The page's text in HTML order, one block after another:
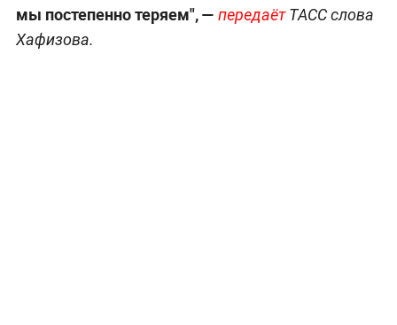
мы постепенно теряем", — передаётТАСС слова
Хафизова.